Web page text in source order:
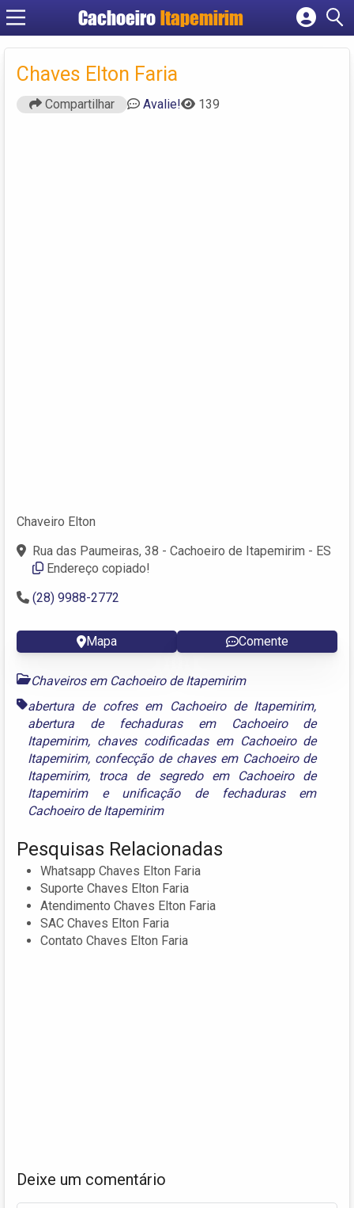
Cachoeiro Itapemirim
Cadastrar empresa
Criar conta
Chaves Elton Faria
Compartilhar Avalie! 139
Chaveiro Elton
Rua das Paumeiras, 38 - Cachoeiro de Itapemirim - ES
Endereço copiado!
(28) 9988-2772
Mapa Comente
Chaveiros em Cachoeiro de Itapemirim
abertura de cofres em Cachoeiro de Itapemirim,
abertura de fechaduras em Cachoeiro de
Itapemirim, chaves codificadas em Cachoeiro de
Itapemirim, confecção de chaves em Cachoeiro de
Itapemirim, troca de segredo em Cachoeiro de
Itapemirime unificação de fechaduras em
Cachoeiro de Itapemirim
Pesquisas Relacionadas
Whatsapp Chaves Elton Faria
Suporte Chaves Elton Faria
Atendimento Chaves Elton Faria
SAC Chaves Elton Faria
Contato Chaves Elton Faria
Deixe um comentário